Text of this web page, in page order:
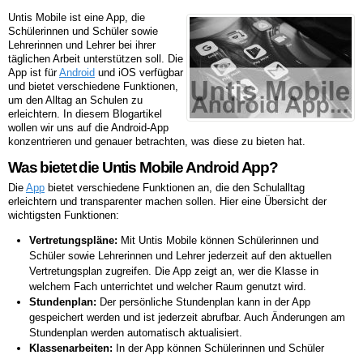
Untis Mobile ist eine App, die
Schülerinnen und Schüler sowie
Lehrerinnen und Lehrer bei ihrer
täglichen Arbeit unterstützen soll. Die
App ist fürAndroid und iOS verfügbar
und bietet verschiedene Funktionen,
um den Alltag an Schulen zu
erleichtern. In diesem Blogartikel
wollen wir uns auf die Android-App
konzentrieren und genauer betrachten, was diese zu bieten hat.
Was bietet die Untis Mobile Android App?
Die App bietet verschiedene Funktionen an, die den Schulalltag
erleichtern und transparenter machen sollen. Hier eine Übersicht der
wichtigsten Funktionen:
Vertretungspläne: Mit Untis Mobile können Schülerinnen und
Schüler sowie Lehrerinnen und Lehrer jederzeit auf den aktuellen
Vertretungsplan zugreifen. Die App zeigt an, wer die Klasse in
welchem Fach unterrichtet und welcher Raum genutzt wird.
Stundenplan: Der persönliche Stundenplan kann in der App
gespeichert werden und ist jederzeit abrufbar. Auch Änderungen am
Stundenplan werden automatisch aktualisiert.
Klassenarbeiten: In der App können Schülerinnen und Schüler